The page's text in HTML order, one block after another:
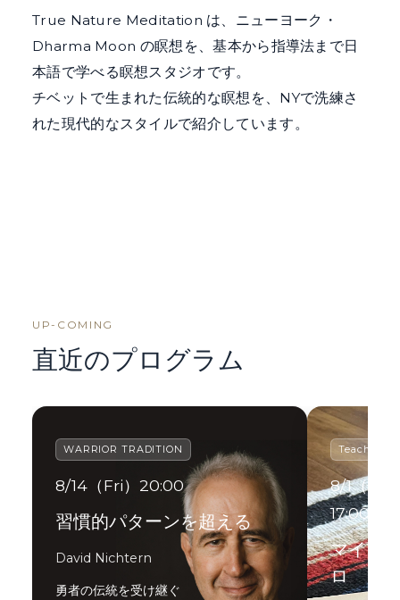
True Nature Meditation は、ニューヨーク・
Dharma Moon の瞑想を、基本から指導法まで日
本語で学べる瞑想スタジオです。
チベットで生まれた伝統的な瞑想を、NYで洗練さ
れた現代的なスタイルで紹介しています。
UP-COMING
直近のプログラム
WARRIOR TRADITION
8/14（Fri）20:00
習慣的パターンを超える
David Nichtern
勇者の伝統を受け継ぐ
Teacher
8/1（Sat
17:00
マイン
ロ